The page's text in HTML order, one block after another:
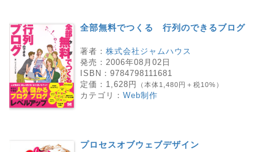
全部無料でつくる 行列のできるブログ
著者： 株式会社ジャムハウス
発売： 2006年08月02日
ISBN： 9784798111681
定価： 1,628円 （本体1,480円＋税10%）
カテゴリ： Web制作
プロセスオブウェブデザイン